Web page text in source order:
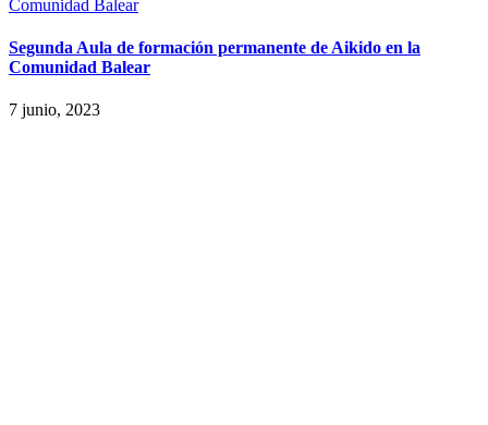
Segunda Aula de formación permanente de Aikido en la
Comunidad Balear
7 junio, 2023